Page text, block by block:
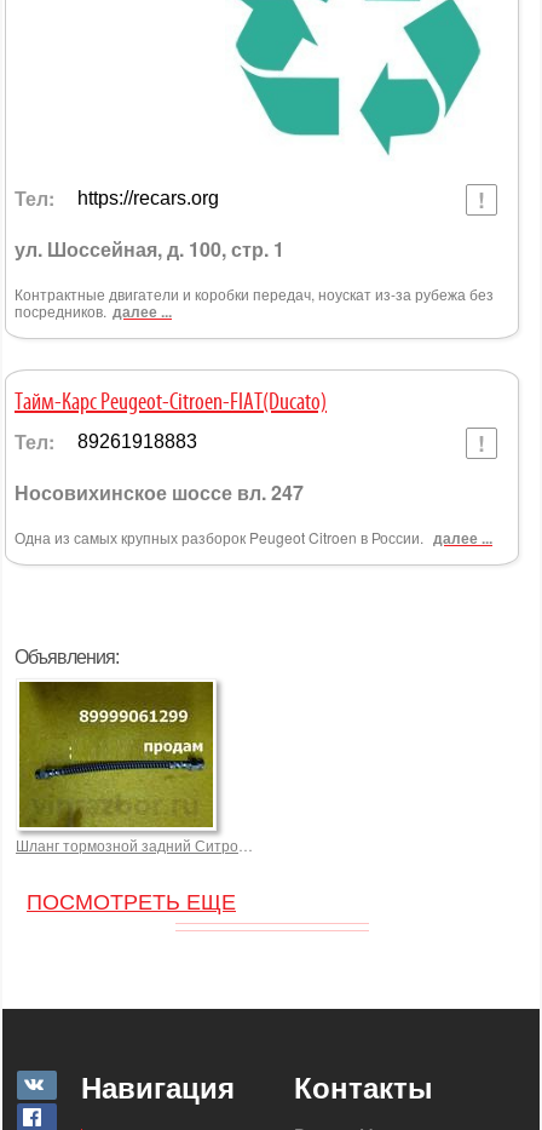
Объявления:
Шланг тормозной задний Ситроен ЗХ Citroen ZX XM
ПОСМОТРЕТЬ ЕЩЕ
Тел: https://recars.org
ул. Шоссейная, д. 100, стр. 1
Контрактные двигатели и коробки передач, ноускат из-за рубежа без
посредников. далее ...
Тайм-Карс Peugeot-Citroen-FIAT(Ducato)
Тел: 89261918883
Носовихинское шоссе вл. 247
Одна из самых крупных разборок Peugeot Citroen в России. далее ...
Навигация Контакты